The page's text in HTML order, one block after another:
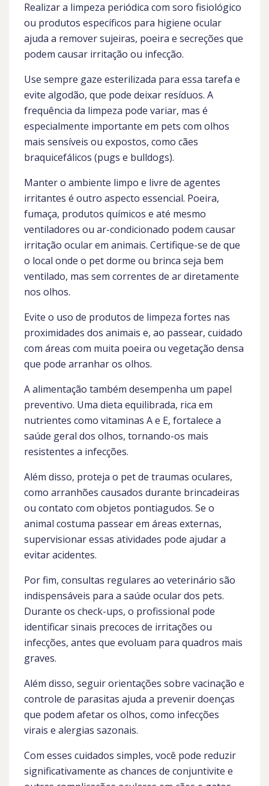
Realizar a limpeza periódica com soro fisiológico
ou produtos específicos para higiene ocular
ajuda a remover sujeiras, poeira e secreções que
podem causar irritação ou infecção.
Use sempre gaze esterilizada para essa tarefa e
evite algodão, que pode deixar resíduos. A
frequência da limpeza pode variar, mas é
especialmente importante em pets com olhos
mais sensíveis ou expostos, como cães
braquicefálicos (pugs e bulldogs).
Manter o ambiente limpo e livre de agentes
irritantes é outro aspecto essencial. Poeira,
fumaça, produtos químicos e até mesmo
ventiladores ou ar-condicionado podem causar
irritação ocular em animais. Certifique-se de que
o local onde o pet dorme ou brinca seja bem
ventilado, mas sem correntes de ar diretamente
nos olhos.
Evite o uso de produtos de limpeza fortes nas
proximidades dos animais e, ao passear, cuidado
com áreas com muita poeira ou vegetação densa
que pode arranhar os olhos.
A alimentação também desempenha um papel
preventivo. Uma dieta equilibrada, rica em
nutrientes como vitaminas A e E, fortalece a
saúde geral dos olhos, tornando-os mais
resistentes a infecções.
Além disso, proteja o pet de traumas oculares,
como arranhões causados durante brincadeiras
ou contato com objetos pontiagudos. Se o
animal costuma passear em áreas externas,
supervisionar essas atividades pode ajudar a
evitar acidentes.
Por fim, consultas regulares ao veterinário são
indispensáveis para a saúde ocular dos pets.
Durante os check-ups, o profissional pode
identificar sinais precoces de irritações ou
infecções, antes que evoluam para quadros mais
graves.
Além disso, seguir orientações sobre vacinação e
controle de parasitas ajuda a prevenir doenças
que podem afetar os olhos, como infecções
virais e alergias sazonais.
Com esses cuidados simples, você pode reduzir
significativamente as chances de conjuntivite e